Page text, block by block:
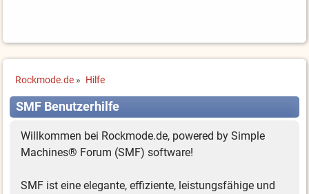
Rockmode.de » Hilfe
SMF Benutzerhilfe
Willkommen bei Rockmode.de, powered by Simple
Machines® Forum (SMF) software!
SMF ist eine elegante, effiziente, leistungsfähige und